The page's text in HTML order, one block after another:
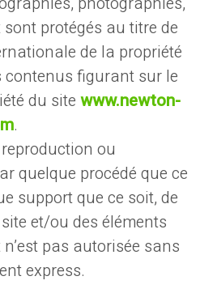
protégés au titre de
de la propriété
contenus figurant sur le
du site www.newton-
.
ou
quelque procédé que ce
support que ce soit, de
et/ou des éléments
pas autorisée sans
express.